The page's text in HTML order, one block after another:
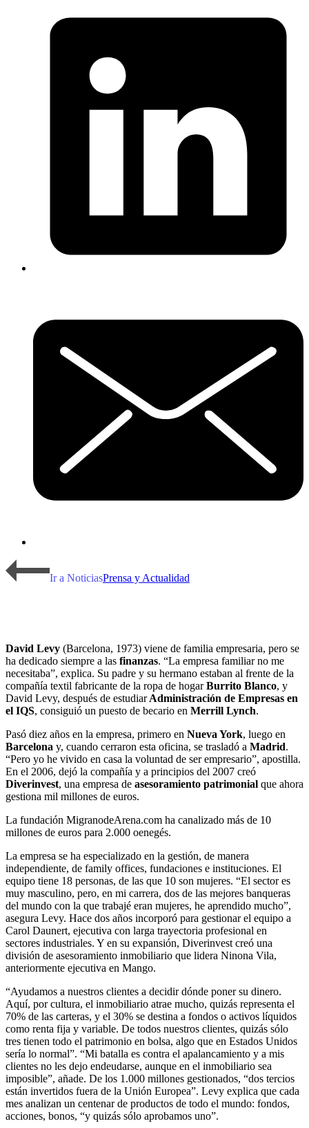
Ir a NoticiasPrensa y Actualidad
David Levy (Barcelona, 1973) viene de familia empresaria, pero se
ha dedicado siempre a las finanzas. “La empresa familiar no me
necesitaba”, explica. Su padre y su hermano estaban al frente de la
compañía textil fabricante de la ropa de hogarBurrito Blanco, y
David Levy, después de estudiarAdministración de Empresas en
el IQS, consiguió un puesto de becario en Merrill Lynch.
Pasó diez años en la empresa, primero en Nueva York, luego en
Barcelona y, cuando cerraron esta oficina, se trasladó a Madrid.
“Pero yo he vivido en casa la voluntad de ser empresario”, apostilla.
En el 2006, dejó la compañía y a principios del 2007 creó
Diverinvest, una empresa de asesoramiento patrimonial que ahora
gestiona mil millones de euros.
La fundación MigranodeArena.com ha canalizado más de 10
millones de euros para 2.000 oenegés.
La empresa se ha especializado en la gestión, de manera
independiente, de family offices, fundaciones e instituciones. El
equipo tiene 18 personas, de las que 10 son mujeres. “El sector es
muy masculino, pero, en mi carrera, dos de las mejores banqueras
del mundo con la que trabajé eran mujeres, he aprendido mucho”,
asegura Levy. Hace dos años incorporó para gestionar el equipo a
Carol Daunert, ejecutiva con larga trayectoria profesional en
sectores industriales. Y en su expansión, Diverinvest creó una
división de asesoramiento inmobiliario que lidera Ninona Vila,
anteriormente ejecutiva en Mango.
“Ayudamos a nuestros clientes a decidir dónde poner su dinero.
Aquí, por cultura, el inmobiliario atrae mucho, quizás representa el
70% de las carteras, y el 30% se destina a fondos o activos líquidos
como renta fija y variable. De todos nuestros clientes, quizás sólo
tres tienen todo el patrimonio en bolsa, algo que en Estados Unidos
sería lo normal”. “Mi batalla es contra el apalancamiento y a mis
clientes no les dejo endeudarse, aunque en el inmobiliario sea
imposible”, añade. De los 1.000 millones gestionados, “dos tercios
están invertidos fuera de la Unión Europea”. Levy explica que cada
mes analizan un centenar de productos de todo el mundo: fondos,
acciones, bonos, “y quizás sólo aprobamos uno”.